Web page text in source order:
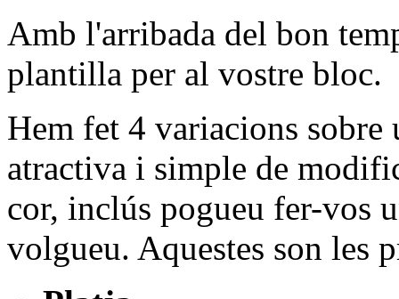
Amb l'arribada del bon
plantilla per al vostre bloc.
Hem fet 4 variacions sobre
atractiva i simple de
cor, inclús pogueu fer-vos
volgueu. Aquestes son les